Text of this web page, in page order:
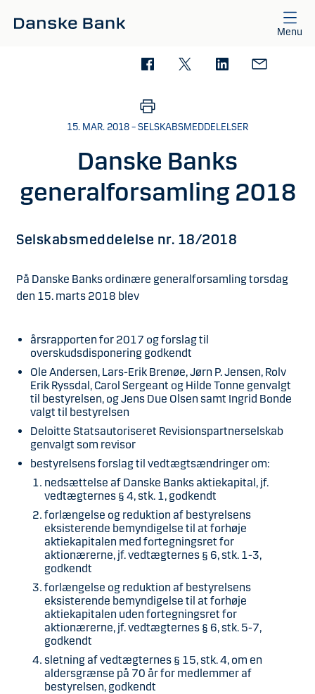
Menu
15. MAR. 2018 – SELSKABSMEDDELELSER
Danske Banks
generalforsamling 2018
Selskabsmeddelelse nr. 18/2018
På Danske Banks ordinære generalforsamling torsdag
den 15. marts 2018 blev
årsrapporten for 2017 og forslag til
overskudsdisponering godkendt
Ole Andersen, Lars-Erik Brenøe, Jørn P. Jensen, Rolv
Erik Ryssdal, Carol Sergeant og Hilde Tonne genvalgt
til bestyrelsen, og Jens Due Olsen samt Ingrid Bonde
valgt til bestyrelsen
Deloitte Statsautoriseret Revisionspartnerselskab
genvalgt som revisor
bestyrelsens forslag til vedtægtsændringer om:
nedsættelse af Danske Banks aktiekapital, jf.
vedtægternes § 4, stk. 1, godkendt
forlængelse og reduktion af bestyrelsens
eksisterende bemyndigelse til at forhøje
aktiekapitalen med fortegningsret for
aktionærerne, jf. vedtægternes § 6, stk. 1-3,
godkendt
forlængelse og reduktion af bestyrelsens
eksisterende bemyndigelse til at forhøje
aktiekapitalen uden fortegningsret for
aktionærerne, jf. vedtægternes § 6, stk. 5-7,
godkendt
sletning af vedtægternes § 15, stk. 4, om en
aldersgrænse på 70 år for medlemmer af
bestyrelsen, godkendt